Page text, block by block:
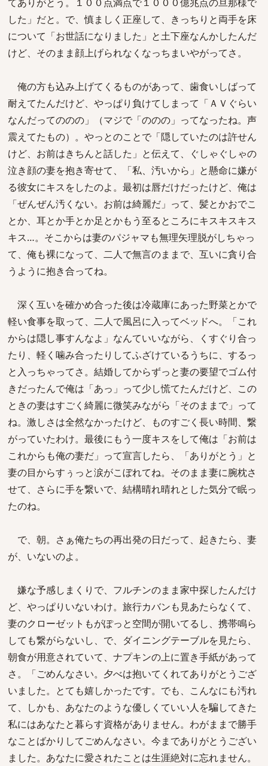
した」だと。で、慎ましく正座して、きっちりと両手を床
について「お世話になりました」と土下座なんかしたんだ
けど、そのまま顔上げられなくなっちまいやがってさ。
俺の方も込み上げてくるものがあって、歯食いしばって
耐えてたんだけど、やっぱり負けてしまって「ＡＶぐらい
なんだってののの」（マジで「ののの」ってなったね。声
震えてたもの）。やっとのことで「隠していたのは許せん
けど、お前はきちんと話した」と伝えて、ぐしゃぐしゃの
泣き顔の妻を抱き寄せて、「私、汚いから」と懸命に嫌が
る彼女にキスをしたのよ。最初は唇だけだったけど、俺は
「ぜんぜん汚くない。お前は綺麗だ」って、髪とかおでこ
とか、耳とか手とか足とかもう至るところにキスキスキス
キス…。そこからは妻のパジャマも無理矢理脱がしちゃっ
て、俺も裸になって、二人で無言のままで、互いに貪り合
うように抱き合ってね。
深く互いを確かめ合った後は冷蔵庫にあった野菜とかで
軽い食事を取って、二人で風呂に入ってベッドへ。「これ
からは隠し事すんなよ」なんていいながら、くすぐり合っ
たり、軽く噛み合ったりしてふざけているうちに、するっ
と入っちゃってさ。結婚してからずっと妻の要望でゴム付
きだったんで俺は「あっ」って少し慌てたんだけど、この
ときの妻はすごく綺麗に微笑みながら「そのままで」って
ね。激しさは全然なかったけど、ものすごく長い時間、繋
がっていたわけ。最後にもう一度キスをして俺は「お前は
これからも俺の妻だ」って宣言したら、「ありがとう」と
妻の目からすぅっと涙がこぼれてね。そのまま妻に腕枕さ
せて、さらに手を繋いで、結構晴れ晴れとした気分で眠っ
たのね。
で、朝。さぁ俺たちの再出発の日だって、起きたら、妻
が、いないのよ。
嫌な予感しまくりで、フルチンのまま家中探したんだけ
ど、やっぱりいないわけ。旅行カバンも見あたらなくて、
妻のクローゼットもがぽっと空間が開いてるし、携帯鳴ら
しても繋がらないし、で、ダイニングテーブルを見たら、
朝食が用意されていて、ナプキンの上に置き手紙があって
さ。「ごめんなさい。夕べは抱いてくれてありがとうござ
いました。とても嬉しかったです。でも、こんなにも汚れ
て、しかも、あなたのような優しくていい人を騙してきた
私にはあなたと暮らす資格がありません。わがままで勝手
なことばかりしてごめんなさい。今までありがとうござい
ました。あなたに愛されたことは生涯絶対に忘れません。